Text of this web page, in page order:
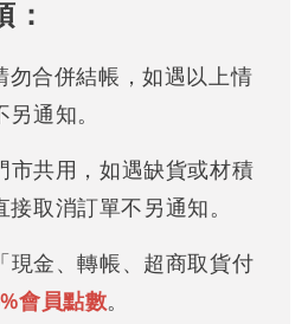
勿合併結帳，如遇以上情
通知。
市共用，如遇缺貨或材積
取消訂單不另通知。
現金、轉帳、超商取貨付
會員點數。